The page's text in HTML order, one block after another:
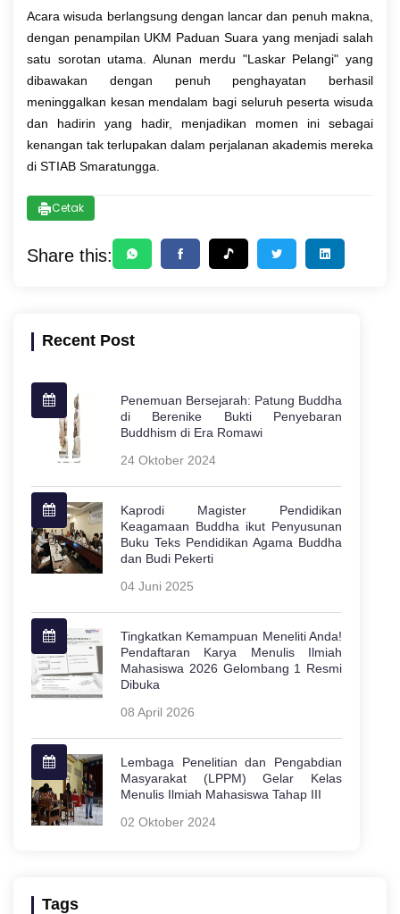
Acara wisuda berlangsung dengan lancar dan penuh makna,
dengan penampilan UKM Paduan Suara yang menjadi salah
satu sorotan utama. Alunan merdu "Laskar Pelangi" yang
dibawakan dengan penuh penghayatan berhasil
meninggalkan kesan mendalam bagi seluruh peserta wisuda
dan hadirin yang hadir, menjadikan momen ini sebagai
kenangan tak terlupakan dalam perjalanan akademis mereka
di STIAB Smaratungga.
Cetak
Share this:
Recent Post
Penemuan Bersejarah: Patung Buddha
di Berenike Bukti Penyebaran
Buddhism di Era Romawi
24 Oktober 2024
Kaprodi Magister Pendidikan
Keagamaan Buddha ikut Penyusunan
Buku Teks Pendidikan Agama Buddha
dan Budi Pekerti
04 Juni 2025
Tingkatkan Kemampuan Meneliti Anda!
Pendaftaran Karya Menulis Ilmiah
Mahasiswa 2026 Gelombang 1 Resmi
Dibuka
08 April 2026
Lembaga Penelitian dan Pengabdian
Masyarakat (LPPM) Gelar Kelas
Menulis Ilmiah Mahasiswa Tahap III
02 Oktober 2024
Tags